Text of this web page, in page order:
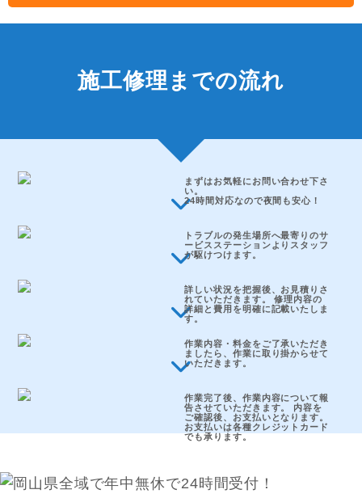
施工修理までの流れ
まずはお気軽にお問い合わせ下さ
い。
24時間対応なので夜間も安心！
トラブルの発生場所へ最寄りのサ
ービスステーションよりスタッフ
が駆けつけます。
詳しい状況を把握後、お見積りさ
れていただきます。 修理内容の
詳細と費用を明確に記載いたしま
す。
作業内容・料金をご了承いただき
ましたら、作業に取り掛からせて
いただきます。
作業完了後、作業内容について報
告させていただきます。 内容を
ご確認後、お支払いとなります。
お支払いは各種クレジットカード
でも承ります。